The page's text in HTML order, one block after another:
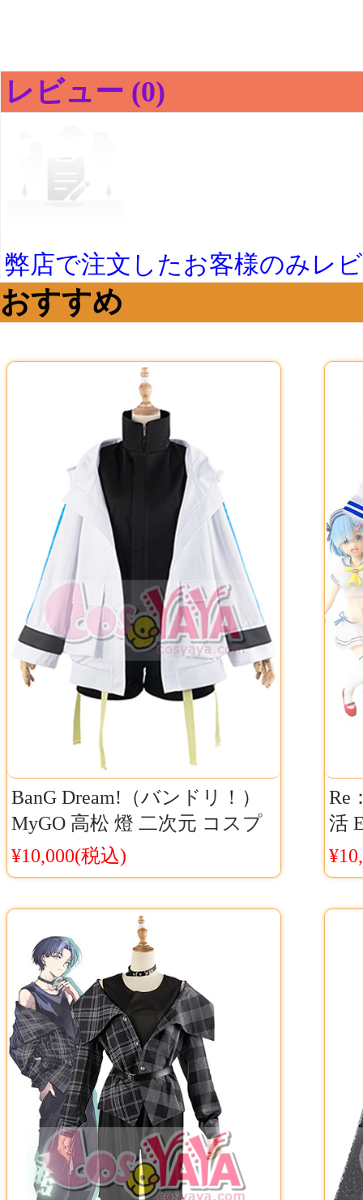
レビュー (0)
弊店で注文したお客様のみレ
おすすめ
BanG Dream!（バンドリ！）
MyGO 高松 燈 二次元 コスプ
レ衣装 Cosyaya通販
¥10,000(税込)
Re
活
ス
コ